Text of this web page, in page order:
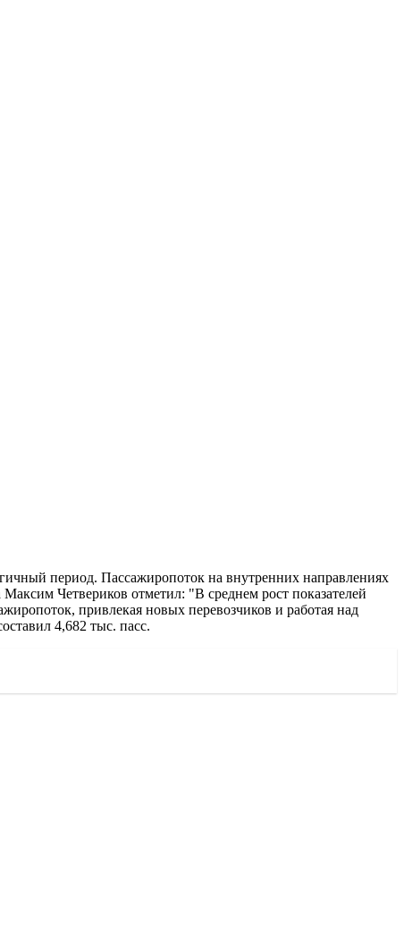
период. Пассажиропоток на внутренних направлениях
Четвериков отметил: "В среднем рост показателей
привлекая новых перевозчиков и работая над
4,682 тыс. пасс.